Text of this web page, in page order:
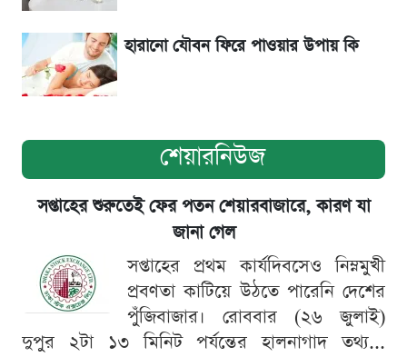
হারানো যৌবন ফিরে পাওয়ার উপায় কি
শেয়ারনিউজ
সপ্তাহের শুরুতেই ফের পতন শেয়ারবাজারে, কারণ যা
জানা গেল
সপ্তাহের প্রথম কার্যদিবসেও নিম্নমুখী
প্রবণতা কাটিয়ে উঠতে পারেনি দেশের
পুঁজিবাজার। রোববার (২৬ জুলাই)
দুপুর ২টা ১৩ মিনিট পর্যন্তের হালনাগাদ তথ্য...